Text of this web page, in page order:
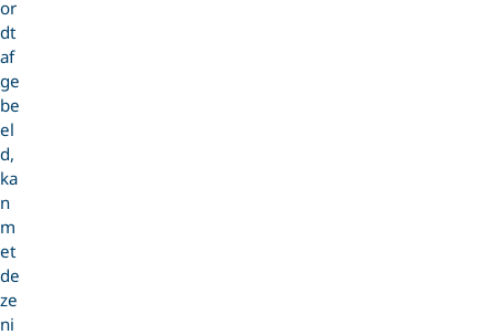
or
dt
af
ge
be
el
d,
ka
n
m
et
de
ze
ni